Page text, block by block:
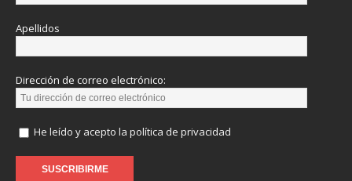
Apellidos
Dirección de correo electrónico:
He leído y acepto la política de privacidad